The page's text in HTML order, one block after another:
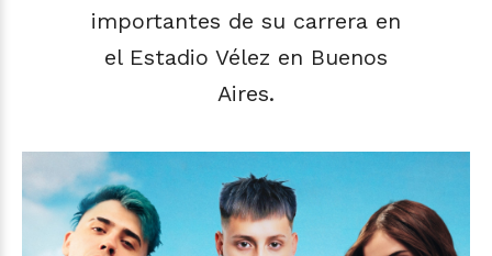
importantes de su carrera en
el Estadio Vélez en Buenos
Aires.